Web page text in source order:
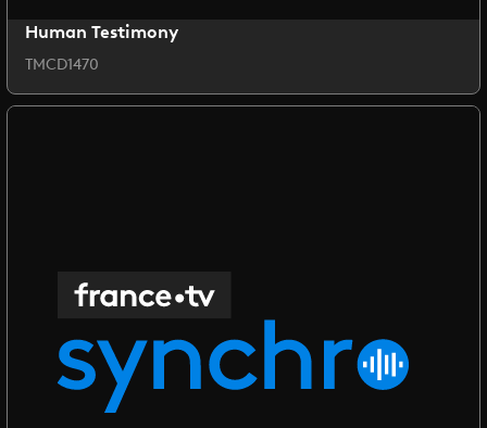
Human Testimony
TMCD1470